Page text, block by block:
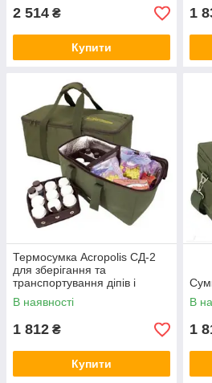
2 514 ₴
Купити
1
Термосумка Acropolis СД-2
для зберігання та
транспортування діпів і
атрактантів
В наявності
1 812 ₴
Купити
В
1